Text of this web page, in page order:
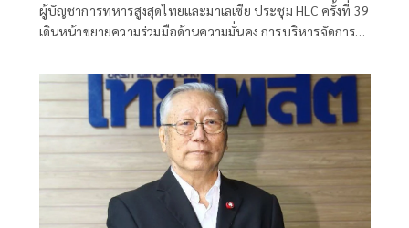
ผู้บัญชาการทหารสูงสุดไทยและมาเลเซีย ประชุม HLC ครั้งที่ 39
เดินหน้าขยายความร่วมมือด้านความมั่นคง การบริหารจัดการ